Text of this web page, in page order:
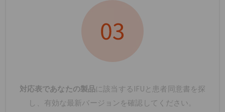
対応表であなたの製品に該当するIFUと患者同意書を探
し、有効な最新バージョンを確認してください。